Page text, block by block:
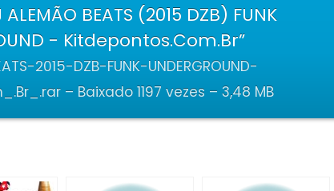
BEATS (2015 DZB) FUNK
- Kitdepontos.Com.Br”
2015-DZB-FUNK-UNDERGROUND-
– Baixado 1197 vezes – 3,48 MB